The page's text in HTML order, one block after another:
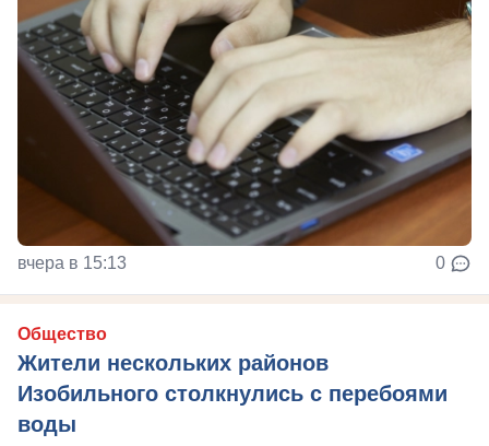
вчера в 15:13 0
Общество
Жители нескольких районов
Изобильного столкнулись с перебоями
воды